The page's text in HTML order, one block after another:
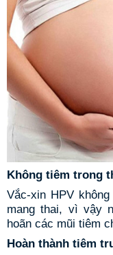
Không tiêm trong
Vắc-xin HPV
mang thai, vì vậy
hoãn các mũi tiêm
Hoàn thành tiêm